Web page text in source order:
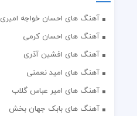
آهنگ های احسان خواجه امیری
آهنگ های احسان کرمی
آهنگ های افشین آذری
آهنگ های امید نعمتی
آهنگ های امیر عباس گلاب
آهنگ های بابک جهان بخش